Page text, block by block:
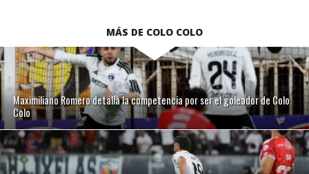
MÁS DE COLO COLO
Maximiliano Romero detalla la competencia por ser el goleador de Colo
Colo